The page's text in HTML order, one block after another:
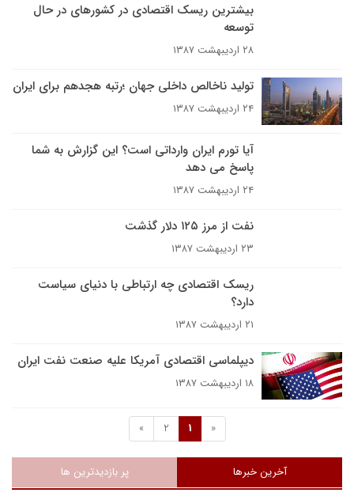
بیشترین ريسک اقتصادى در کشورهاى در حال
توسعه
۲۸ اردیبهشت ۱۳۸۷
توليد ناخالص داخلى جهان ؛رتبه هجدهم براى ايران
۲۴ اردیبهشت ۱۳۸۷
آيا تورم ايران وارداتى است؟ اين گزارش به شما
پاسخ مى دهد
۲۴ اردیبهشت ۱۳۸۷
نفت از مرز ۱۲۵ دلار گذشت
۲۳ اردیبهشت ۱۳۸۷
ريسک اقتصادى چه ارتباطى با دنياى سياست
دارد؟
۲۱ اردیبهشت ۱۳۸۷
دیپلماسی اقتصادی آمریکا علیه صنعت نفت ایران
۱۸ اردیبهشت ۱۳۸۷
«
1
2
»
آخرین خبرها پر بازدیدترین ها